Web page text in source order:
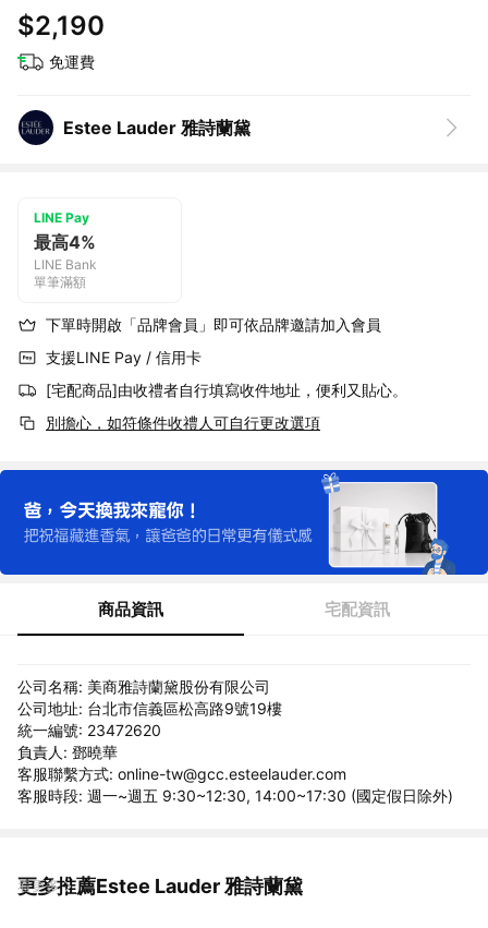
墊 唇膏
$2,190
免運費
Estee Lauder 雅詩蘭黛
LINE Pay
最高4%
LINE Bank
單筆滿額
下單時開啟「品牌會員」即可依品牌邀請加入會員
支援LINE Pay / 信用卡
[宅配商品]由收禮者自行填寫收件地址，便利又貼心。
別擔心，如符條件收禮人可自行更改選項
商品資訊 宅配資訊
公司名稱: 美商雅詩蘭黛股份有限公司
公司地址: 台北市信義區松高路9號19樓
統一編號: 23472620
負責人: 鄧曉華
客服聯繫方式: online-tw@gcc.esteelauder.com
客服時段: 週一~週五 9:30~12:30, 14:00~17:30 (國定假日除外)
更多推薦Estee Lauder 雅詩蘭黛
看更多